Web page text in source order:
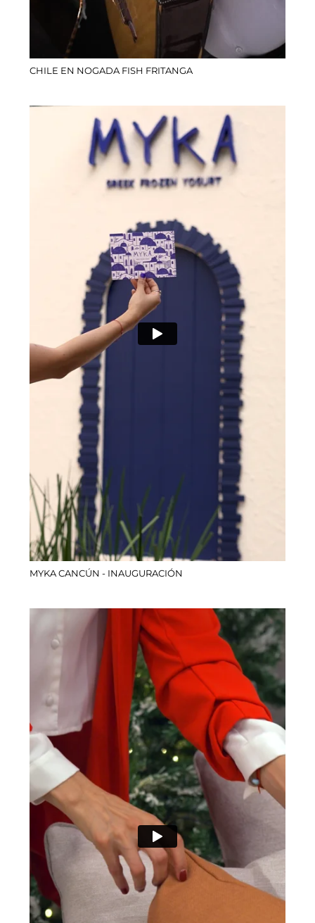
CHILE EN NOGADA FISH FRITANGA
MYKA CANCÚN - INAUGURACIÓN